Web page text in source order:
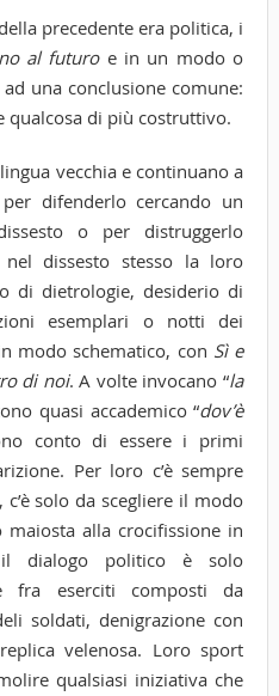
precedente era politica, i
al futuroe in un modo o
una conclusione comune:
qualcosa di più costruttivo.
vecchia e continuano a
difenderlo cercando un
o per distruggerlo
nel dissesto stesso la loro
di dietrologie, desiderio di
esemplari o notti dei
modo schematico, con Sì e
di noi. A volte invocano “la
quasi accademico “dov’è
conto di essere i primi
Per loro c’è sempre
solo da scegliere il modo
alla crocifissione in
dialogo politico è solo
fra eserciti composti da
soldati, denigrazione con
velenosa. Loro sport
qualsiasi iniziativa che